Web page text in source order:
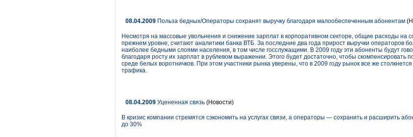
08.04.2009 Польза бедных/Операторы сохранят выручку благодаря малообеспеченным абонентам
Несмотря на массовые увольнения и снижение зарплат в корпоративном секторе, общие расходы на
прежнем уровне, считают аналитики банка ВТБ. За последние два года прирост выручки операторов
наиболее бедными слоями населения, в том числе госслужащими. В 2009 году эти абоненты будут
благодаря росту их зарплат в рублевом выражении. Этого будет достаточно, чтобы скомпенсировать
среде белых воротничков. При этом участники рынка уверены, что в 2009 году рынок все же
трафика.
08.04.2009 Уцененная связь (Новости)
В кризис компании стремятся сэкономить на услугах связи, а операторы — сохранить и расширить
до 30%